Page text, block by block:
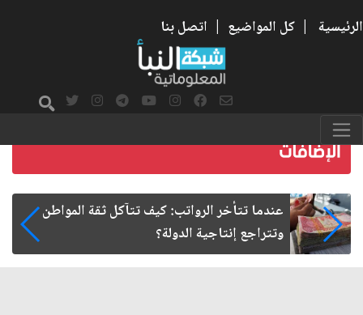
الرئيسية | كل المواضيع | اتصل بنا
صمت الطريق بعد الأربعين